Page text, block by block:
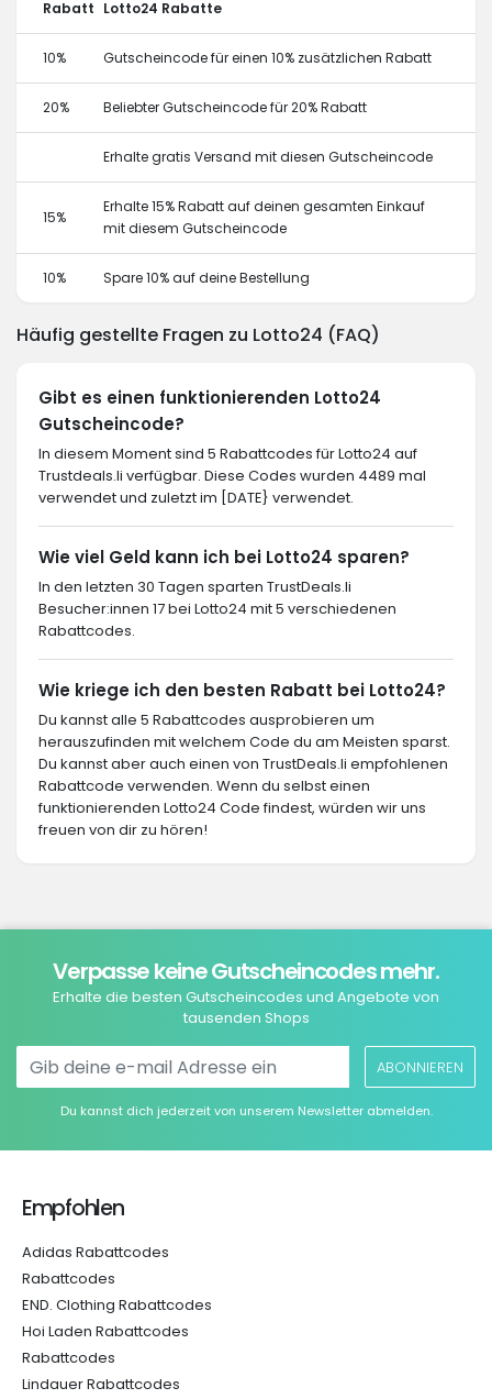
Rabatt Lotto24 Rabatte
10% Gutscheincode für einen 10% zusätzlichen Rabatt
20% Beliebter Gutscheincode für 20% Rabatt
Erhalte gratis Versand mit diesen Gutscheincode
15%
Erhalte 15% Rabatt auf deinen gesamten Einkauf
mit diesem Gutscheincode
10% Spare 10% auf deine Bestellung
Häufig gestellte Fragen zu Lotto24 (FAQ)
Gibt es einen funktionierenden Lotto24
Gutscheincode?
In diesem Moment sind 5 Rabattcodes für Lotto24 auf
Trustdeals.li verfügbar. Diese Codes wurden 4489 mal
verwendet und zuletzt im [DATE} verwendet.
Wie viel Geld kann ich bei Lotto24 sparen?
In den letzten 30 Tagen sparten TrustDeals.li
Besucher:innen 17 bei Lotto24 mit 5 verschiedenen
Rabattcodes.
Wie kriege ich den besten Rabatt bei Lotto24?
Du kannst alle 5 Rabattcodes ausprobieren um
herauszufinden mit welchem Code du am Meisten sparst.
Du kannst aber auch einen von TrustDeals.li empfohlenen
Rabattcode verwenden. Wenn du selbst einen
funktionierenden Lotto24 Code findest, würden wir uns
freuen von dir zu hören!
Verpasse keine Gutscheincodes mehr.
Erhalte die besten Gutscheincodes und Angebote von
tausenden Shops
ABONNIEREN
Du kannst dich jederzeit von unserem Newsletter abmelden.
Empfohlen
Adidas Rabattcodes
Rabattcodes
END. Clothing Rabattcodes
Hoi Laden Rabattcodes
Rabattcodes
Lindauer Rabattcodes